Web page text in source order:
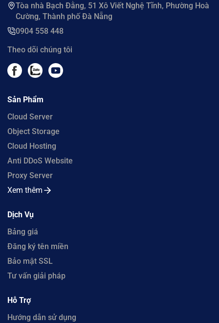
Tòa nhà Bạch Đằng, 51 Xô Viết Nghệ Tĩnh, Phường Hoà
Cường, Thành phố Đà Nẵng
0904 558 448
Theo dõi chúng tôi
Sản Phẩm
Cloud Server
Object Storage
Cloud Hosting
Anti DDoS Website
Proxy Server
Xem thêm
Dịch Vụ
Bảng giá
Đăng ký tên miền
Bảo mật SSL
Tư vấn giải pháp
Hỗ Trợ
Hướng dẫn sử dụng